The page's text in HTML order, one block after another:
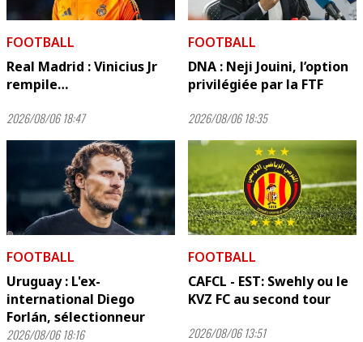
FOOTBALL
Real Madrid : Vinicius Jr
rempile…
2026/08/06 18:47
FOOTBALL
DNA : Neji Jouini, l’option
privilégiée par la FTF
2026/08/06 18:35
FOOTBALL
Uruguay : L'ex-
international Diego
Forlán, sélectionneur
2026/08/06 18:16
FOOTBALL
CAFCL - EST: Swehly ou le
KVZ FC au second tour
2026/08/06 13:51